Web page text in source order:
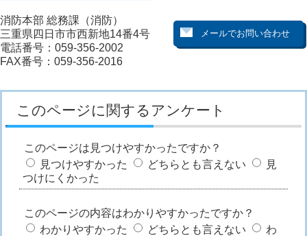
消防本部 総務課（消防）
三重県四日市市西新地14番4号
電話番号：059-356-2002
FAX番号：059-356-2016
このページに関するアンケート
このページは見つけやすかったですか？
見つけやすかった
どちらとも言えない
見
つけにくかった
このページの内容はわかりやすかったですか？
わかりやすかった
どちらとも言えない
わ